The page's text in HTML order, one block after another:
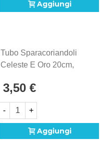
Aggiungi
Tubo Sparacoriandoli
Celeste E Oro 20cm,
3,50 €
- +
Aggiungi